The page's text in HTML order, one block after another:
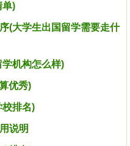
单)
(大学生出国留学需要走什
机构怎么样)
优秀)
校排名)
说明